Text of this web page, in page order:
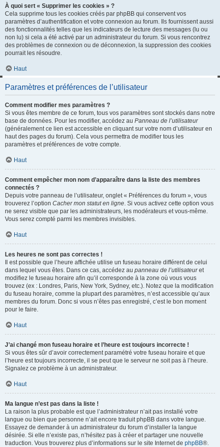
À quoi sert « Supprimer les cookies » ?
Cela supprime tous les cookies créés par phpBB qui conservent vos
paramètres d’authentification et votre connexion au forum. Ils fournissent aussi
des fonctionnalités telles que les indicateurs de lecture des messages (lu ou
non lu) si cela a été activé par un administrateur du forum. Si vous rencontrez
des problèmes de connexion ou de déconnexion, la suppression des cookies
pourrait les résoudre.
Haut
Paramètres et préférences de l’utilisateur
Comment modifier mes paramètres ?
Si vous êtes membre de ce forum, tous vos paramètres sont stockés dans notre
base de données. Pour les modifier, accédez au Panneau de l’utilisateur
(généralement ce lien est accessible en cliquant sur votre nom d’utilisateur en
haut des pages du forum). Cela vous permettra de modifier tous les
paramètres et préférences de votre compte.
Haut
Comment empêcher mon nom d’apparaître dans la liste des membres
connectés ?
Depuis votre panneau de l’utilisateur, onglet « Préférences du forum », vous
trouverez l’option Cacher mon statut en ligne. Si vous activez cette option vous
ne serez visible que par les administrateurs, les modérateurs et vous-même.
Vous serez compté parmi les membres invisibles.
Haut
Les heures ne sont pas correctes !
Il est possible que l’heure affichée utilise un fuseau horaire différent de celui
dans lequel vous êtes. Dans ce cas, accédez au panneau de l’utilisateuret
modifiez le fuseau horaire afin qu’il corresponde à la zone où vous vous
trouvez (ex : Londres, Paris, New York, Sydney, etc.). Notez que la modification
du fuseau horaire, comme la plupart des paramètres, n’est accessible qu’aux
membres du forum. Donc si vous n’êtes pas enregistré, c’est le bon moment
pour le faire.
Haut
J’ai changé mon fuseau horaire et l’heure est toujours incorrecte !
Si vous êtes sûr d’avoir correctement paramétré votre fuseau horaire et que
l’heure est toujours incorrecte, il se peut que le serveur ne soit pas à l’heure.
Signalez ce problème à un administrateur.
Haut
Ma langue n’est pas dans la liste !
La raison la plus probable est que l’administrateur n’ait pas installé votre
langue ou bien que personne n’ait encore traduit phpBB dans votre langue.
Essayez de demander à un administrateur du forum d’installer la langue
désirée. Si elle n’existe pas, n’hésitez pas à créer et partager une nouvelle
traduction. Vous trouverez plus d’informations sur le site Internet de phpBB®.